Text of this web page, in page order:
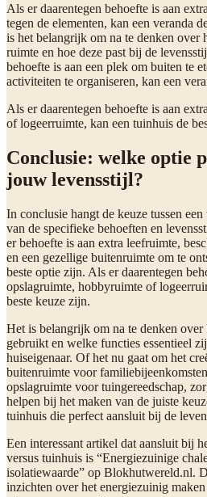
Als er daarentegen behoefte is aan
tegen de elementen, kan een veranda
is het belangrijk om na te denken over
ruimte en hoe deze past bij de
behoefte is aan een plek om buiten te
activiteiten te organiseren, kan een
Als er daarentegen behoefte is aan
of logeerruimte, kan een tuinhuis de
Conclusie: welke optie
jouw levensstijl?
In conclusie hangt de keuze tussen
van de specifieke behoeften en
er behoefte is aan extra leefruimte,
en een gezellige buitenruimte om te
beste optie zijn. Als er daarentegen
opslagruimte, hobbyruimte of
beste keuze zijn.
Het is belangrijk om na te denken
gebruikt en welke functies essentieel
huiseigenaar. Of het nu gaat om het
buitenruimte voor
opslagruimte voor tuingereedschap,
helpen bij het maken van de juiste
tuinhuis die perfect aansluit bij de
Een interessant artikel dat aansluit bij
versus tuinhuis is “Energiezuinige
isolatiewaarde” op Blokhutwereld.nl.
inzichten over het energiezuinig